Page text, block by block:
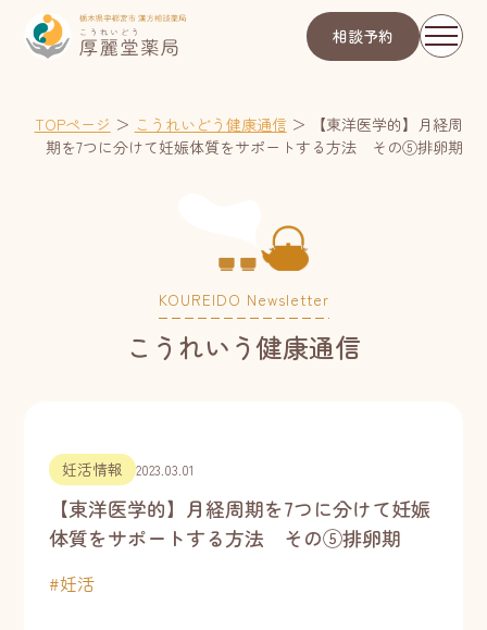
相談予約
TOPページ ＞ こうれいどう健康通信 ＞
【東洋医学的】月経周
期を7つに分けて妊娠体質をサポートする方法 その⑤排卵期
KOUREIDO Newsletter
こうれいう健康通信
妊活情報 2023.03.01
【東洋医学的】月経周期を7つに分けて妊娠
体質をサポートする方法 その⑤排卵期
#妊活